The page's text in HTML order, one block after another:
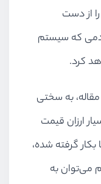
از دست
آدمی که سیستم
کرد.
به سختی
ارزان قیمت
گرفته شده،
می‌توان به